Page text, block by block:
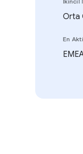
Orta
En